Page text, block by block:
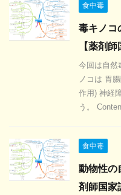
食中毒
毒キノコ
【薬剤
今回は自然
ノコは 胃
作用) 神経
う。
食中毒
動物性の
剤師国家